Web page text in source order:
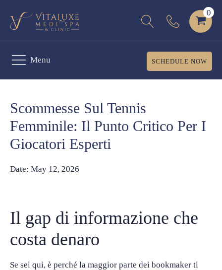
Menu SCHEDULE NOW
Scommesse Sul Tennis
Femminile: Il Punto Critico Per I
Giocatori Esperti
Date: May 12, 2026
Il gap di informazione che
costa denaro
Se sei qui, è perché la maggior parte dei bookmaker ti